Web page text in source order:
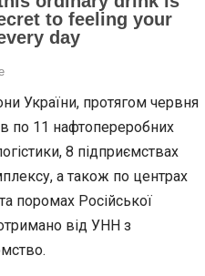
України, протягом червня
по 11 нафтопереробних
8 підприємствах
а також по центрах
поромах Російської
від УНН з